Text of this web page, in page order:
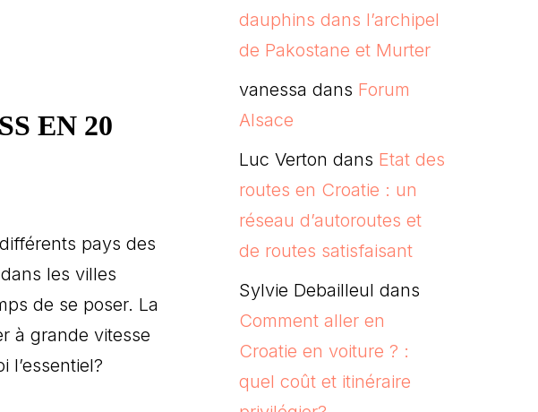
EN 20
pays des
les villes
de se poser. La
à grande vitesse
l’essentiel?
dauphins dans l’archipel
de Pakostane et Murter
vanessa dans Forum
Alsace
Luc Verton dans Etat des
routes en Croatie : un
réseau d’autoroutes et
de routes satisfaisant
Sylvie Debailleul dans
Comment aller en
Croatie en voiture ? :
quel coût et itinéraire